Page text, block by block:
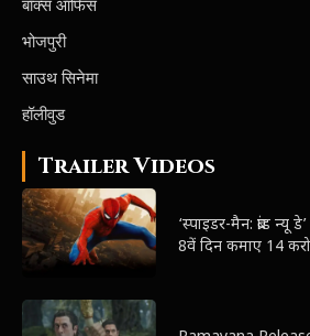
बॉक्स ऑफिस
भोजपुरी
साउथ सिनेमा
हॉलीवुड
Trailer Videos
‘स्पाइडर-मैन: ब्रांड
8वें दिन कमाए 14